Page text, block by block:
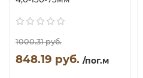
1000.31 руб.
848.19 руб. /пог.м